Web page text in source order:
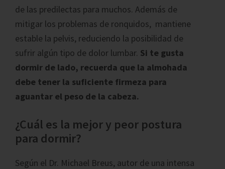
de las predilectas para muchos. Además de
mitigar los problemas de ronquidos, mantiene
estable la pelvis, reduciendo la posibilidad de
sufrir algún tipo de dolor lumbar. Si te gusta
dormir de lado, recuerda que la almohada
debe tener la suficiente firmeza para
aguantar el peso de la cabeza.
¿Cuál es la mejor y peor postura
para dormir?
Según el Dr. Michael Breus, autor de una intensa